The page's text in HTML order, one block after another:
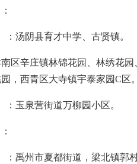
：汤阴县育才中学、古贤镇。
区辛庄镇林锦花园、林绣花
，西青区大寺镇宇泰家园C区
：玉泉营街道万柳园小区。
：禹州市夏都街道，梁北镇郭